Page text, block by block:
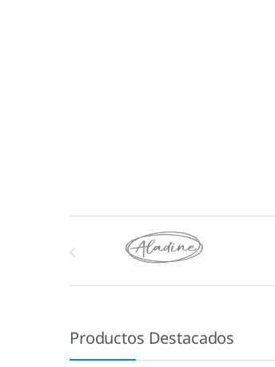
Marcas De Carrusel
Productos Destacados